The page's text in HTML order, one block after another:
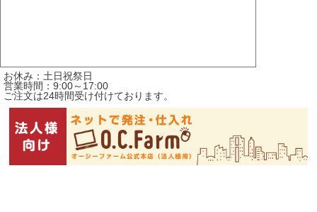
お休み：土日祝祭日
営業時間：9:00～17:00
ご注文は24時間受け付けております。